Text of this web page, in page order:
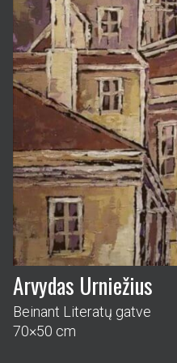
Arvydas Urniežius
Beinant Literatų gatve
70×50 cm